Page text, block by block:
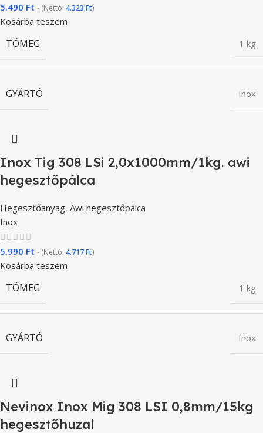
5.490 Ft - (Nettó: 4.323 Ft)
Kosárba teszem
TÖMEG 1 kg
GYÁRTÓ Inox
Inox Tig 308 LSi 2,0x1000mm/1kg. awi
hegesztőpálca
Hegesztőanyag, Awi hegesztőpálca
Inox
5.990 Ft - (Nettó: 4.717Ft)
Kosárba teszem
TÖMEG 1 kg
GYÁRTÓ Inox
Nevinox Inox Mig 308 LSI 0,8mm/15kg
hegesztőhuzal